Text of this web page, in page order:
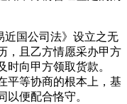
国公司法》设立之无
，且乙方情愿采办甲方
向甲方领取货款。
平等协商的根本上，基
便配合恪守。